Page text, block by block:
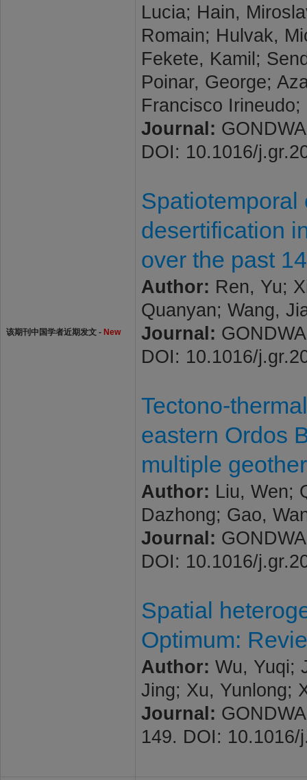
该期刊中国学者近期发文 - New
Lucia; Hain,
Romain; Hulvak,
Fekete, Kamil;
Poinar, George;
Francisco
Journal:
DOI: 10.1016/
Spatiotemporal
desertification
over the past
Author: Ren, Yu;
Quanyan; Wang,
Journal:
DOI: 10.1016/
Tectono-
eastern Ordos
multiple
Author: Liu, Wen;
Dazhong; Gao,
Journal:
DOI: 10.1016/
Spatial
Optimum:
Author: Wu, Yuqi;
Jing; Xu, Yunlong;
Journal:
149. DOI: 10.1016/